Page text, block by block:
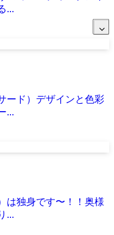
...
ード）デザインと色彩
...
は独身です〜！！奥様
...